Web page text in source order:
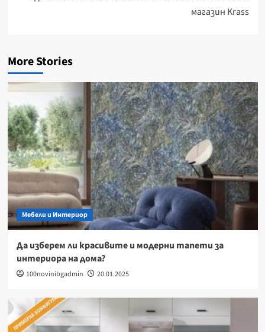
магазин Krass
More Stories
Мебели и Интериор
Да изберем ли красивите и модерни тапети за
интериора на дома?
100novinibgadmin 20.01.2025